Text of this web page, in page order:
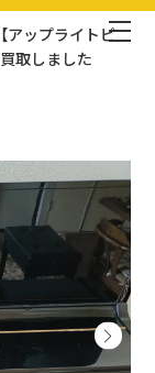
【アップライトピ
取しました